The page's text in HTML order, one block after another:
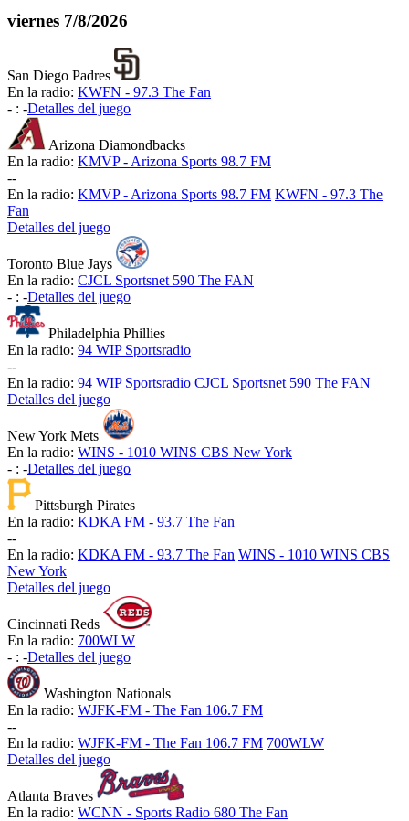
viernes 7/8/2026
San Diego Padres
En la radio: KWFN - 97.3 The Fan
- : -Detalles del juego
Arizona Diamondbacks
En la radio: KMVP - Arizona Sports 98.7 FM
--
En la radio: KMVP - Arizona Sports 98.7 FM KWFN - 97.3 The
Fan
Detalles del juego
Toronto Blue Jays
En la radio: CJCL Sportsnet 590 The FAN
- : -Detalles del juego
Philadelphia Phillies
En la radio: 94 WIP Sportsradio
--
En la radio: 94 WIP Sportsradio CJCL Sportsnet 590 The FAN
Detalles del juego
New York Mets
En la radio: WINS - 1010 WINS CBS New York
- : -Detalles del juego
Pittsburgh Pirates
En la radio: KDKA FM - 93.7 The Fan
--
En la radio: KDKA FM - 93.7 The Fan WINS - 1010 WINS CBS
New York
Detalles del juego
Cincinnati Reds
En la radio: 700WLW
- : -Detalles del juego
Washington Nationals
En la radio: WJFK-FM - The Fan 106.7 FM
--
En la radio: WJFK-FM - The Fan 106.7 FM 700WLW
Detalles del juego
Atlanta Braves
En la radio: WCNN - Sports Radio 680 The Fan